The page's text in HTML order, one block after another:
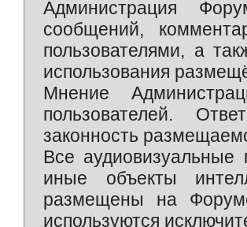
Администрация
сообщений,
пользователями, а
использования
Мнение
пользователей.
законность
Все
иные объекты
размещены на
используются